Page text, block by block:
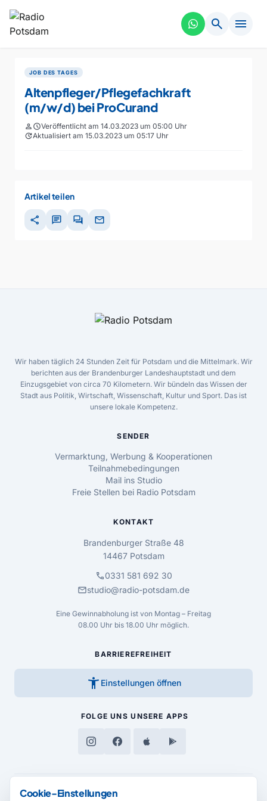
search menu
JOB DES TAGES
Altenpfleger/Pflegefachkraft
(m/w/d) bei ProCurand
personscheduleVeröffentlicht am 14.03.2023 um 05:00 Uhr
updateAktualisiert am 15.03.2023 um 05:17 Uhr
Artikel teilen
share chat forum mail
Wir haben täglich 24 Stunden Zeit für Potsdam und die Mittelmark. Wir
berichten aus der Brandenburger Landeshauptstadt und dem
Einzugsgebiet von circa 70 Kilometern. Wir bündeln das Wissen der
Stadt aus Politik, Wirtschaft, Wissenschaft, Kultur und Sport. Das ist
unsere lokale Kompetenz.
SENDER
Vermarktung, Werbung & Kooperationen
Teilnahmebedingungen
Mail ins Studio
Freie Stellen bei Radio Potsdam
KONTAKT
Brandenburger Straße 48
14467 Potsdam
call0331 581 692 30
mailstudio@radio-potsdam.de
Eine Gewinnabholung ist von Montag – Freitag
08.00 Uhr bis 18.00 Uhr möglich.
BARRIEREFREIHEIT
accessibility_new Einstellungen öffnen
FOLGE UNS UNSERE APPS
MEDIENPARTNER
Cookie-Einstellungen